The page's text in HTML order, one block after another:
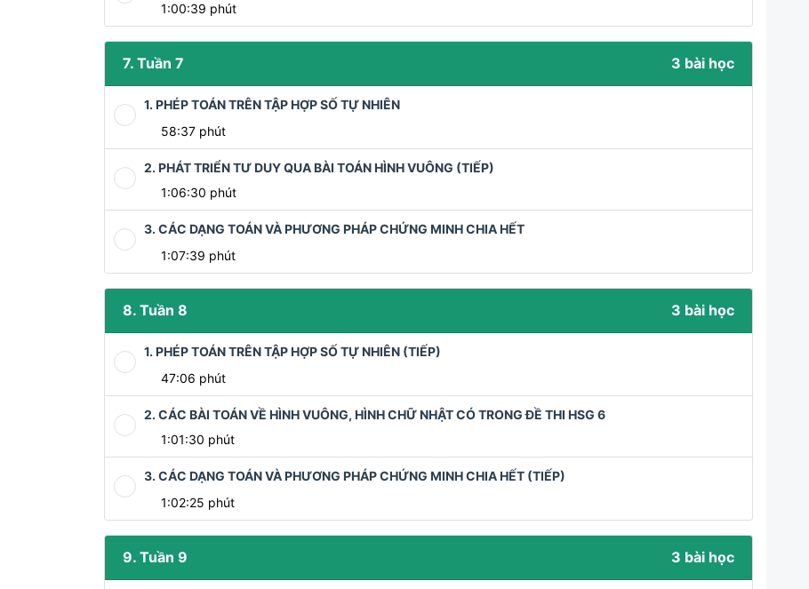
1:00:39 phút
7. Tuần 7 3 bài học
1. PHÉP TOÁN TRÊN TẬP HỢP SỐ TỰ NHIÊN
58:37 phút
2. PHÁT TRIỂN TƯ DUY QUA BÀI TOÁN HÌNH VUÔNG (TIẾP)
1:06:30 phút
3. CÁC DẠNG TOÁN VÀ PHƯƠNG PHÁP CHỨNG MINH CHIA HẾT
1:07:39 phút
8. Tuần 8 3 bài học
1. PHÉP TOÁN TRÊN TẬP HỢP SỐ TỰ NHIÊN (TIẾP)
47:06 phút
2. CÁC BÀI TOÁN VỀ HÌNH VUÔNG, HÌNH CHỮ NHẬT CÓ TRONG ĐỀ THI HSG 6
1:01:30 phút
3. CÁC DẠNG TOÁN VÀ PHƯƠNG PHÁP CHỨNG MINH CHIA HẾT (TIẾP)
1:02:25 phút
9. Tuần 9 3 bài học